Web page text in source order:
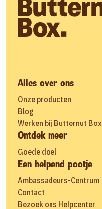
Alles over ons
Onze producten
Blog
Werken bij Butternut Box
Ontdek meer
Goede doel
Een helpend pootje
Ambassadeurs-Centrum
Contact
Bezoek ons Helpcenter